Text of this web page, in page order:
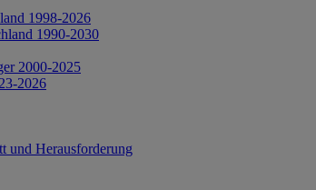
1998-2026
1990-2030
2000-2025
2026
und Herausforderung